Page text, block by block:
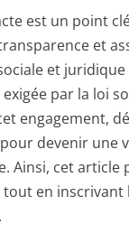
est un point
et
et
par la loi
engagement,
devenir une
Ainsi, cet article
en inscrivant